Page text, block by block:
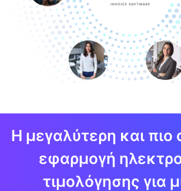
Η μεγαλύτερη και πιο
εφαρμογή
τιμολόγησης για